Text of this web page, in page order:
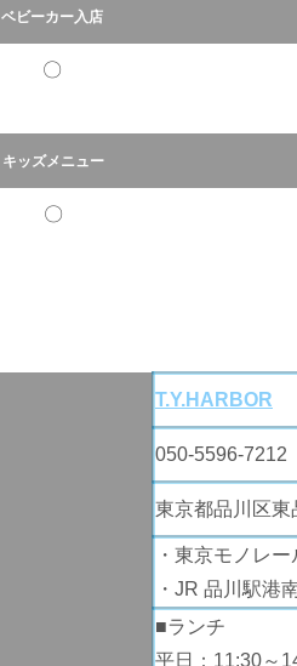
ベビーカー入店
〇
キッズメニュー
〇
T.Y.HARBOR
050-5596-7212
東京都品川区東
・東京モノレ
・JR 品川駅港
■ランチ
平日：11:30～